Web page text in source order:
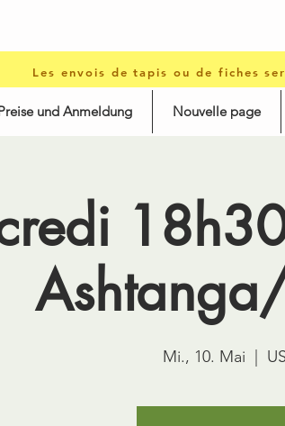
Les envois de tapis ou de fiches
und Anmeldung Nouvelle page
Mi., 10. Mai